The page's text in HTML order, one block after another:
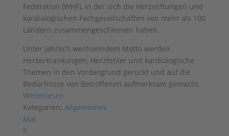
Federation (WHF), in der sich die Herzstiftungen und
kardiologischen Fachgesellschaften von mehr als 100
Ländern zusammengeschlossen haben.
Unter jährlich wechselndem Motto werden
Herzerkrankungen, Herzfehler und kardiologische
Themen in den Vordergrund gerückt und auf die
Bedürfnisse von Betroffenen aufmerksam gemacht.
Weiterlesen
Kategorien: Allgemeines
Mai
5